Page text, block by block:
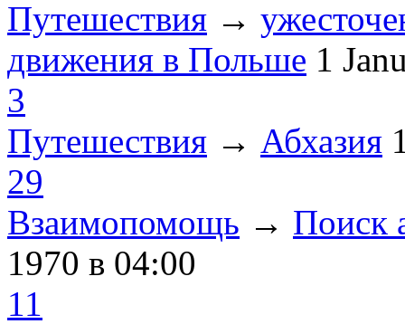
Путешествия →
движения в Польше 1
3
Путешествия → Абхазия
29
Взаимопомощь → Поиск
1970 в 04:00
11